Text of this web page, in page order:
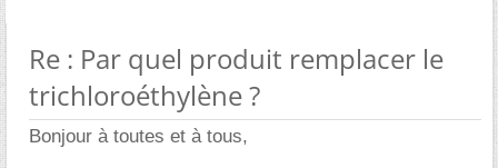
Re : Par quel produit remplacer le
trichloroéthylène ?
Bonjour à toutes et à tous,